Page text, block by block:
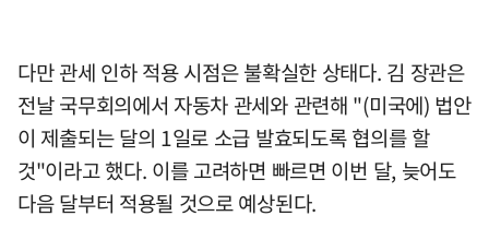
다만 관세 인하 적용 시점은 불확실한 상태다. 김 장관은
전날 국무회의에서 자동차 관세와 관련해 "(미국에) 법안
이 제출되는 달의 1일로 소급 발효되도록 협의를 할
것"이라고 했다. 이를 고려하면 빠르면 이번 달, 늦어도
다음 달부터 적용될 것으로 예상된다.